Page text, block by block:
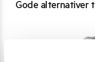
Gode alternativer